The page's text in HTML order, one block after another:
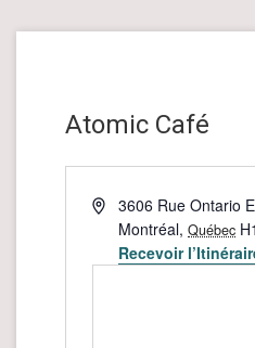
Atomic Café
Adresse3606 Rue Ontario E
Montréal, Québec
Recevoir